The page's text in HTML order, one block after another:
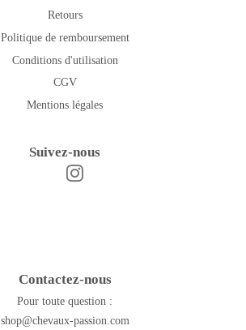
Retours
Politique de remboursement
Conditions d'utilisation
CGV
Mentions légales
Suivez-nous
Facebook
Contactez-nous
Pour toute question :
shop@chevaux-passion.com